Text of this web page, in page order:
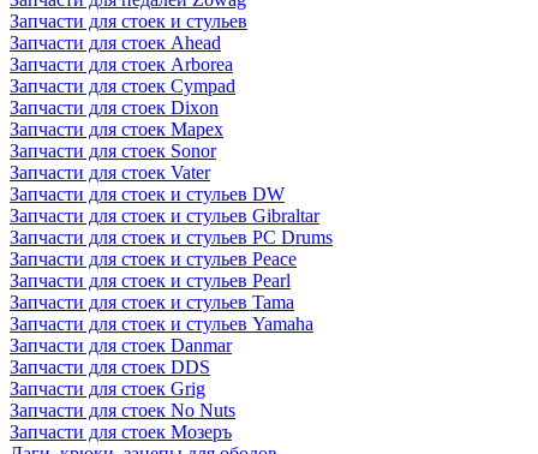
Запчасти для стоек и стульев
Запчасти для стоек Ahead
Запчасти для стоек Arborea
Запчасти для стоек Cympad
Запчасти для стоек Dixon
Запчасти для стоек Mapex
Запчасти для стоек Sonor
Запчасти для стоек Vater
Запчасти для стоек и стульев DW
Запчасти для стоек и стульев Gibraltar
Запчасти для стоек и стульев PC Drums
Запчасти для стоек и стульев Peace
Запчасти для стоек и стульев Pearl
Запчасти для стоек и стульев Tama
Запчасти для стоек и стульев Yamaha
Запчасти для стоек Danmar
Запчасти для стоек DDS
Запчасти для стоек Grig
Запчасти для стоек No Nuts
Запчасти для стоек Мозеръ